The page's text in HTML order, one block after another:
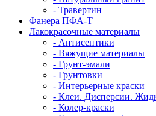
- Травертин
Фанера ПФА-Т
Лакокрасочные материалы
- Антисептики
- Вяжущие материалы
- Грунт-эмали
- Грунтовки
- Интерьерные краски
- Клеи. Дисперсии.
- Колер-краски